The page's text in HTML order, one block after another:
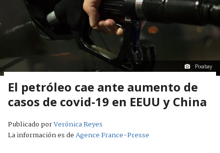
Pixabay
El petróleo cae ante aumento de
casos de covid-19 en EEUU y China
Publicado porVerónica Reyes
La información es deAgence France-Presse